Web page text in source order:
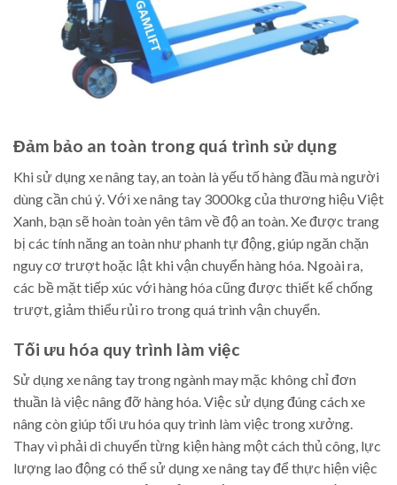
Đảm bảo an toàn trong quá trình sử dụng
Khi sử dụng xe nâng tay, an toàn là yếu tố hàng đầu mà người
dùng cần chú ý. Với xe nâng tay 3000kg của thương hiệu Việt
Xanh, bạn sẽ hoàn toàn yên tâm về độ an toàn. Xe được trang
bị các tính năng an toàn như phanh tự động, giúp ngăn chặn
nguy cơ trượt hoặc lật khi vận chuyển hàng hóa. Ngoài ra,
các bề mặt tiếp xúc với hàng hóa cũng được thiết kế chống
trượt, giảm thiểu rủi ro trong quá trình vận chuyển.
Tối ưu hóa quy trình làm việc
Sử dụng xe nâng tay trong ngành may mặc không chỉ đơn
thuần là việc nâng đỡ hàng hóa. Việc sử dụng đúng cách xe
nâng còn giúp tối ưu hóa quy trình làm việc trong xưởng.
Thay vì phải di chuyển từng kiện hàng một cách thủ công, lực
lượng lao động có thể sử dụng xe nâng tay để thực hiện việc